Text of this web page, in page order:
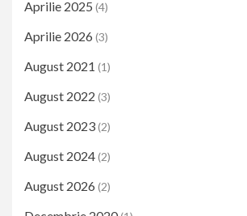
Aprilie 2025 (4)
Aprilie 2026 (3)
August 2021 (1)
August 2022 (3)
August 2023(2)
August 2024(2)
August 2026 (2)